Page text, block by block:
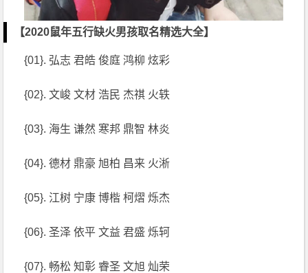
【2020鼠年五行缺火男孩取名精选大全】
{01}. 弘志 君皓 俊庭 鸿柳 炫彩
{02}. 文峻 文材 浩民 杰祺 火轶
{03}. 海生 谦然 寒邦 鼎智 林炎
{04}. 德材 鼎豪 旭柏 昌来 火淅
{05}. 江树 宁康 博楷 柯熠 烁杰
{06}. 圣泽 依平 文益 君盛 烁轲
{07}. 畅松 知彰 睿圣 文旭 灿荣